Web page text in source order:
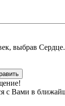
выбрав Сердце.
с Вами в